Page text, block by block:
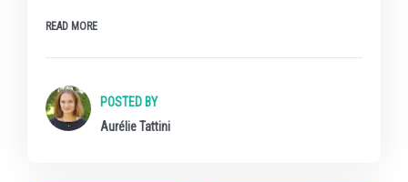
READ MORE
POSTED BY
Aurélie Tattini